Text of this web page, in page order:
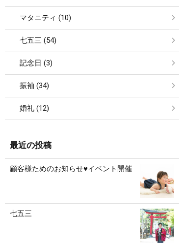
マタニティ (10)
七五三 (54)
記念日 (3)
振袖 (34)
婚礼 (12)
最近の投稿
顧客様ためのお知らせ♥イベント開催
七五三